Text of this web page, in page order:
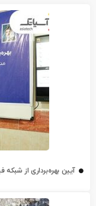
آیین بهره‌برداری از شبکه